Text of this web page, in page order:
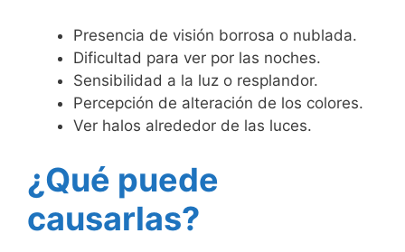
Presencia de visión borrosa o nublada.
Dificultad para ver por las noches.
Sensibilidad a la luz o resplandor.
Percepción de alteración de los colores.
Ver halos alrededor de las luces.
¿Qué puede
causarlas?